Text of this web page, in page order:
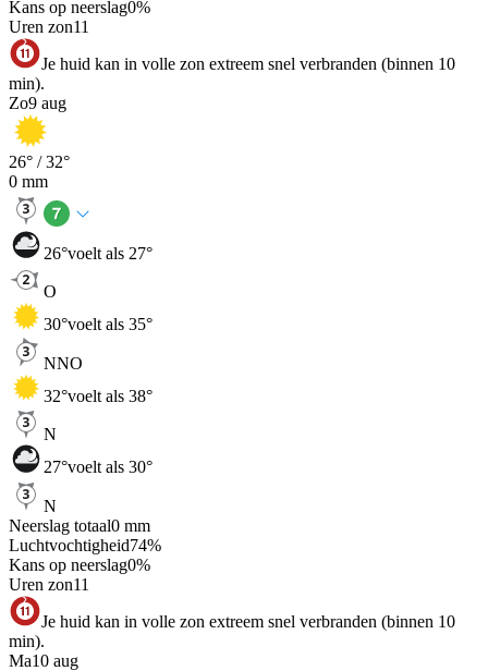
Kans op neerslag0%
Uren zon11
Je huid kan in volle zon extreem snel verbranden (binnen 10
min).
Zo9 aug
26° /32°
0 mm
26°voelt als 27°
O
30°voelt als 35°
NNO
32°voelt als 38°
N
27°voelt als 30°
N
Neerslag totaal0 mm
Luchtvochtigheid74%
Kans op neerslag0%
Uren zon11
Je huid kan in volle zon extreem snel verbranden (binnen 10
min).
Ma10 aug